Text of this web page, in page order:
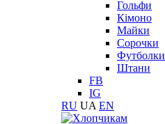
Гольфи
Кімоно
Майки
Сорочки
Футболки
Штани
FB
IG
RU UA EN